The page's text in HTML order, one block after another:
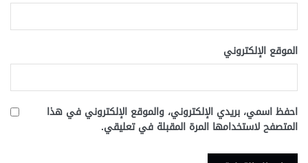
الموقع الإلكتروني
احفظ اسمي، بريدي الإلكتروني، والموقع الإلكتروني في هذا
المتصفح لاستخدامها المرة المقبلة في تعليقي.